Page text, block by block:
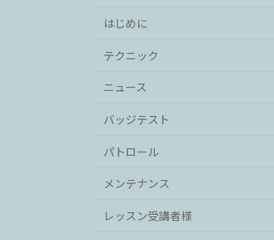
はじめに
テクニック
ニュース
バッジテスト
パトロール
メンテナンス
レッスン受講者様